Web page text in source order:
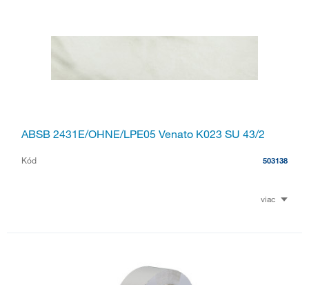
ABSB 2431E/OHNE/LPE05 Venato K023 SU 43/2
Kód 503138
viac